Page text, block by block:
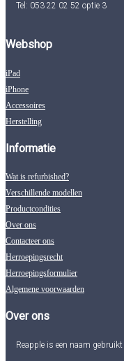
Tel: 053 22 02 52 optie 3
Webshop
iPad
iPhone
Accessoires
Herstelling
Informatie
Wat is refurbished?
Verschillende modellen
Productcondities
Over ons
Contacteer ons
Herroepingsrecht
Herroepingsformulier
Algemene voorwaarden
Over ons
Reapple is een naam gebruikt